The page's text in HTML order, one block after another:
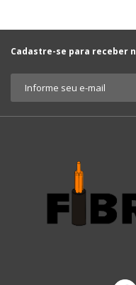
Cadastre-se para receber